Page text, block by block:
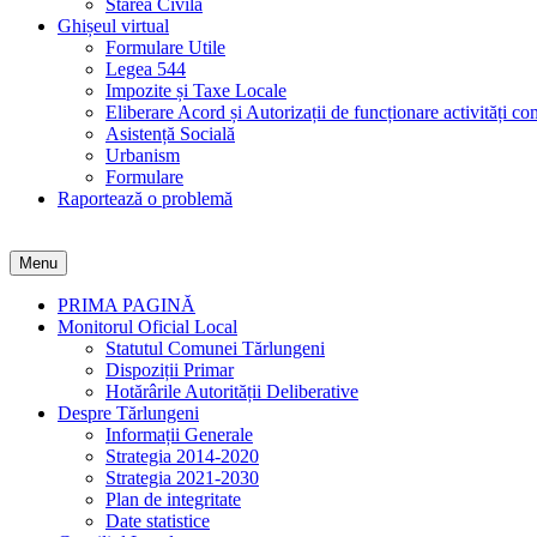
Starea Civilă
Ghișeul virtual
Formulare Utile
Legea 544
Impozite și Taxe Locale
Eliberare Acord și Autorizații de funcționare activități
Asistență Socială
Urbanism
Formulare
Raportează o problemă
Menu
PRIMA PAGINĂ
Monitorul Oficial Local
Statutul Comunei Tărlungeni
Dispoziții Primar
Hotărârile Autorității Deliberative
Despre Tărlungeni
Informații Generale
Strategia 2014-2020
Strategia 2021-2030
Plan de integritate
Date statistice